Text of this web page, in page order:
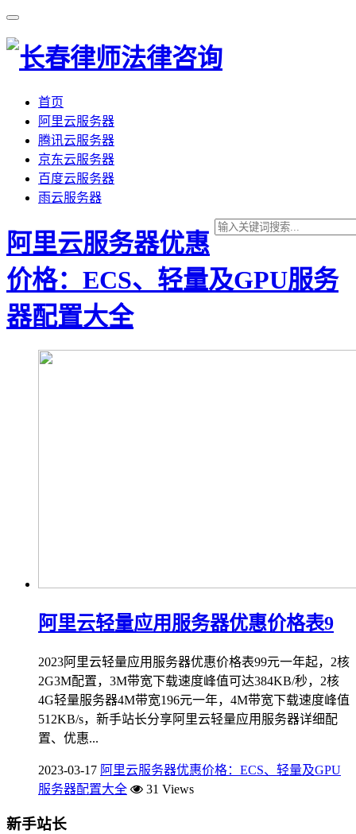
首页
阿里云服务器
腾讯云服务器
京东云服务器
百度云服务器
雨云服务器
阿里云服务器优惠
价格：ECS、轻量及GPU服务
器配置大全
阿里云轻量应用服务器优惠价格表9
2023阿里云轻量应用服务器优惠价格表99元一年起，2核
2G3M配置，3M带宽下载速度峰值可达384KB/秒，2核
4G轻量服务器4M带宽196元一年，4M带宽下载速度峰值
512KB/s，新手站长分享阿里云轻量应用服务器详细配
置、优惠...
2023-03-17 阿里云服务器优惠价格：ECS、轻量及GPU
服务器配置大全
31 Views
新手站长